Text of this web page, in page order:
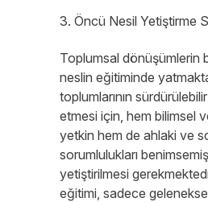
3. Öncü Nesil Yetiştirme
Toplumsal dönüşümlerin
neslin eğitiminde
toplumlarının
etmesi için, hem bilimsel
yetkin hem de ahlaki ve
sorumlulukları
yetiştirilmesi
eğitimi, sadece